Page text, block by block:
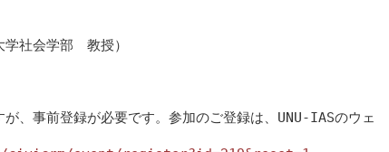
社会学部　教授）
、事前登録が必要です。参加のご登録は、UNU-IASのウェ